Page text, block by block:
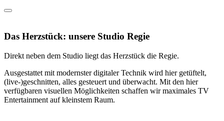
Das Herzstück: unsere Studio Regie
Direkt neben dem Studio liegt das Herzstück die Regie.
Ausgestattet mit modernster digitaler Technik wird hier getüftelt,
(live-)geschnitten, alles gesteuert und überwacht. Mit den hier
verfügbaren visuellen Möglichkeiten schaffen wir maximales TV
Entertainment auf kleinstem Raum.